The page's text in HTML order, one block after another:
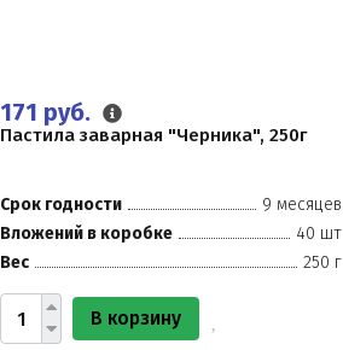
171 руб.
Пастила заварная "Черника", 250г
Срок годности
9 месяцев
Вложений в коробке
40 шт
Вес
250 г
В корзину